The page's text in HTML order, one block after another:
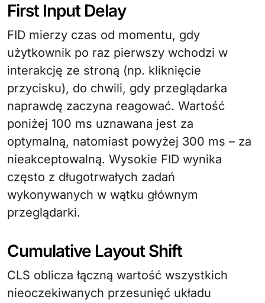
First Input Delay
FID mierzy czas od momentu, gdy
użytkownik po raz pierwszy wchodzi w
interakcję ze stroną (np. kliknięcie
przycisku), do chwili, gdy przeglądarka
naprawdę zaczyna reagować. Wartość
poniżej 100 ms uznawana jest za
optymalną, natomiast powyżej 300 ms – za
nieakceptowalną. Wysokie FID wynika
często z długotrwałych zadań
wykonywanych w wątku głównym
przeglądarki.
Cumulative Layout Shift
CLS oblicza łączną wartość wszystkich
nieoczekiwanych przesunięć układu